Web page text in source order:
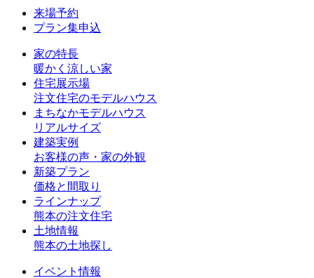
来場予約
プラン集申込
家の特長
暖かく涼しい家
住宅展示場
注文住宅のモデルハウス
まちなかモデルハウス
リアルサイズ
建築実例
お客様の声・家の外観
新築プラン
価格と間取り
ラインナップ
熊本の注文住宅
土地情報
熊本の土地探し
イベント情報